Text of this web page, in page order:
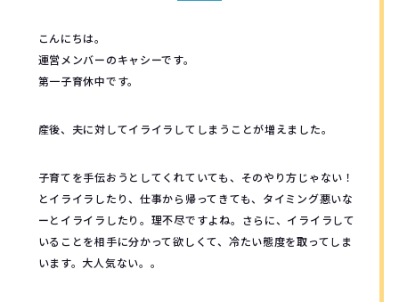
こんにちは。
運営メンバーのキャシーです。
第一子育休中です。
産後、夫に対してイライラしてしまうことが増えました。
子育てを手伝おうとしてくれていても、そのやり方じゃない！
とイライラしたり、仕事から帰ってきても、タイミング悪いな
ーとイライラしたり。理不尽ですよね。さらに、イライラして
いることを相手に分かって欲しくて、冷たい態度を取ってしま
います。大人気ない。。